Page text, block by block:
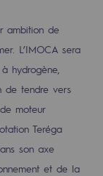
ambition de
L’IMOCA sera
hydrogène,
de tendre vers
moteur
Teréga
son axe
et de la